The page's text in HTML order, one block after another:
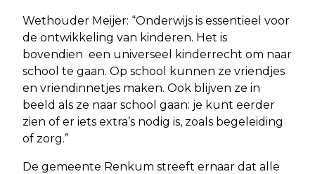
Wethouder Meijer: “Onderwijs is essentieel voor
de ontwikkeling van kinderen. Het is
bovendien een universeel kinderrecht om naar
school te gaan. Op school kunnen ze vriendjes
en vriendinnetjes maken. Ook blijven ze in
beeld als ze naar school gaan: je kunt eerder
zien of er iets extra’s nodig is, zoals begeleiding
of zorg.”
De gemeente Renkum streeft ernaar dat alle